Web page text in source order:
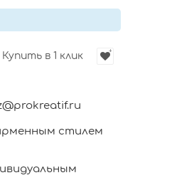
Купить в 1 клик
стилем